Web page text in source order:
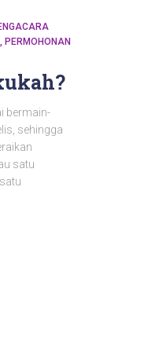
PERMOHONAN
bermain-
sehingga
satu